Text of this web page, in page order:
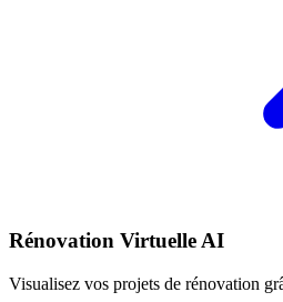
Rénovation Virtuelle AI
Visualisez vos projets de rénovation